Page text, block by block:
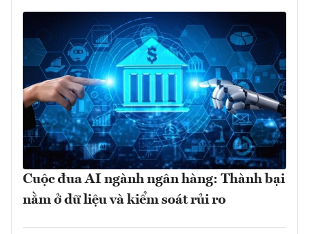
Cuộc đua AI ngành ngân hàng: Thành bại
nằm ở dữ liệu và kiểm soát rủi ro